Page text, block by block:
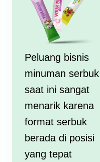
Peluang bisnis
minuman serbuk
saat ini sangat
menarik karena
format serbuk
berada di posisi
yang tepat